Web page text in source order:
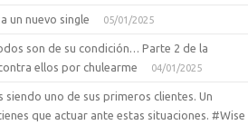
un nuevo single 05/01/2025
son de su condición… Parte 2 de la
ellos por chulearme
04/01/2025
siendo uno de sus primeros clientes. Un
que actuar ante estas situaciones. #Wise